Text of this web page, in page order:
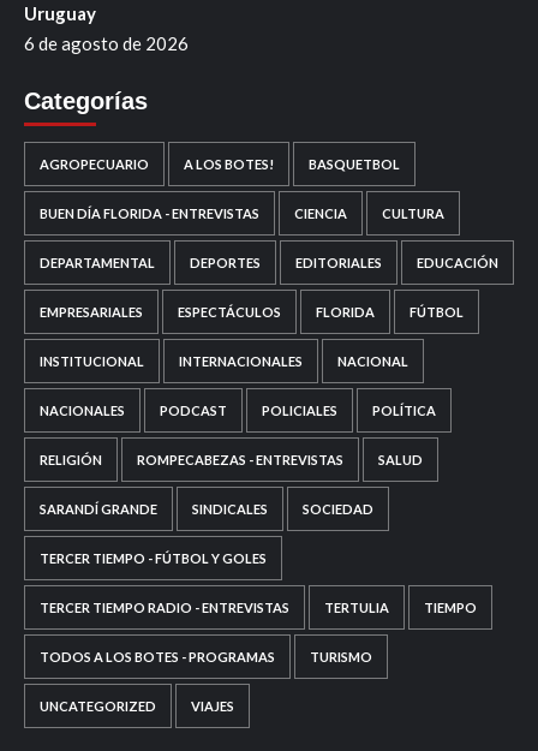
Uruguay
6 de agosto de 2026
Categorías
AGROPECUARIO A LOS BOTES! BASQUETBOL
BUEN DÍA FLORIDA - ENTREVISTAS CIENCIA CULTURA
DEPARTAMENTAL DEPORTES EDITORIALES EDUCACIÓN
EMPRESARIALES ESPECTÁCULOS FLORIDA FÚTBOL
INSTITUCIONAL INTERNACIONALES NACIONAL
NACIONALES PODCAST POLICIALES POLÍTICA
RELIGIÓN ROMPECABEZAS - ENTREVISTAS SALUD
SARANDÍ GRANDE SINDICALES SOCIEDAD
TERCER TIEMPO - FÚTBOL Y GOLES
TERCER TIEMPO RADIO - ENTREVISTAS TERTULIA TIEMPO
TODOS A LOS BOTES - PROGRAMAS TURISMO
UNCATEGORIZED VIAJES